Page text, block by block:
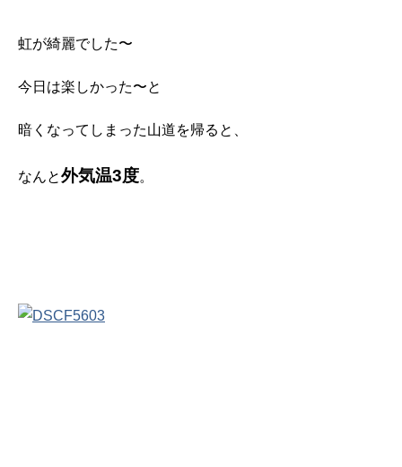
虹が綺麗でした〜
今日は楽しかった〜と
暗くなってしまった山道を帰ると、
なんと外気温3度。